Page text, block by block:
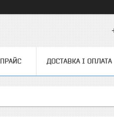
ПРАЙС ДОСТАВКА І ОПЛАТА